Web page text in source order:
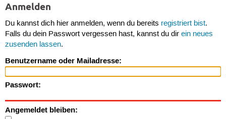
Anmelden
Du kannst dich hier anmelden, wenn du bereits registriert bist.
Falls du dein Passwort vergessen hast, kannst du dir ein neues
zusenden lassen.
Benutzername oder Mailadresse:
Passwort:
Angemeldet bleiben: